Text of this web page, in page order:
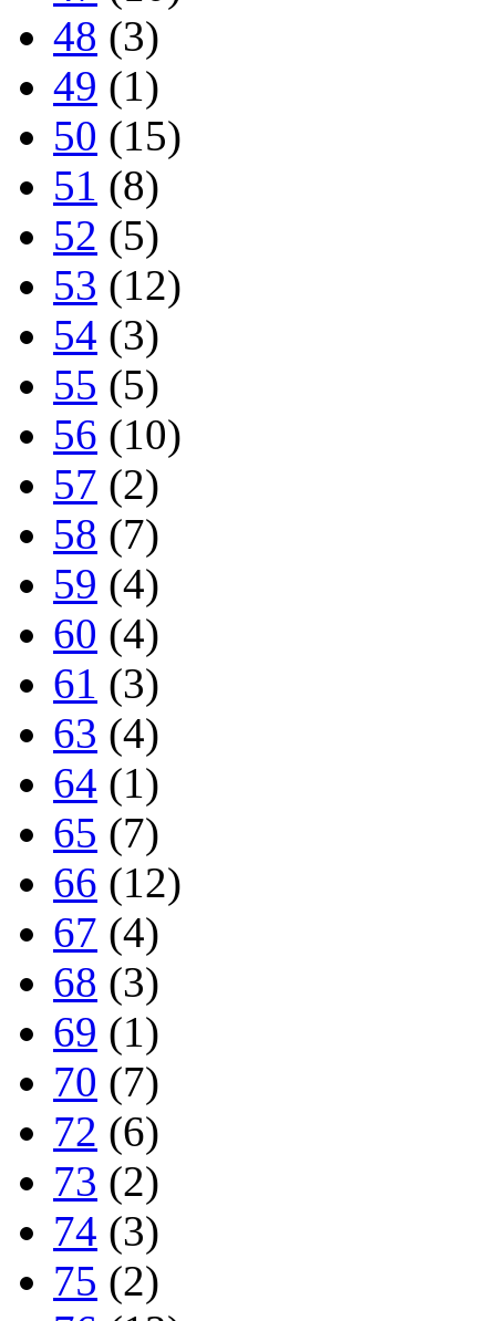
48 (3)
49 (1)
50 (15)
51 (8)
52 (5)
53 (12)
54 (3)
55 (5)
56 (10)
57 (2)
58 (7)
59 (4)
60 (4)
61 (3)
63 (4)
64 (1)
65 (7)
66 (12)
67 (4)
68 (3)
69 (1)
70 (7)
72 (6)
73 (2)
74 (3)
75 (2)